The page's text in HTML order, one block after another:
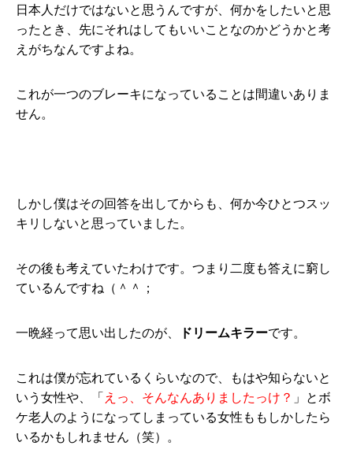
日本人だけではないと思うんですが、何かをしたいと思
ったとき、先にそれはしてもいいことなのかどうかと考
えがちなんですよね。
これが一つのブレーキになっていることは間違いありま
せん。
しかし僕はその回答を出してからも、何か今ひとつスッ
キリしないと思っていました。
その後も考えていたわけです。つまり二度も答えに窮し
ているんですね（＾＾；
一晩経って思い出したのが、 ドリームキラーです。
これは僕が忘れているくらいなので、もはや知らないと
いう女性や、「 えっ、そんなんありましたっけ？ 」とボ
ケ老人のようになってしまっている女性ももしかしたら
いるかもしれません（笑）。